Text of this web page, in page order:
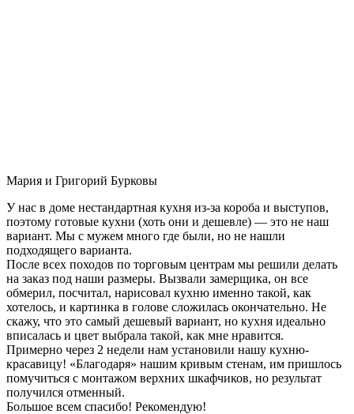
Мария и Григорий Бурковы
У нас в доме нестандартная кухня из-за короба и выступов,
поэтому готовые кухни (хоть они и дешевле) — это не наш
вариант. Мы с мужем много где были, но не нашли
подходящего варианта.
После всех походов по торговым центрам мы решили делать
на заказ под наши размеры. Вызвали замерщика, он все
обмерил, посчитал, нарисовал кухню именно такой, как
хотелось, и картинка в голове сложилась окончательно. Не
скажу, что это самый дешевый вариант, но кухня идеально
вписалась и цвет выбрала такой, как мне нравится.
Примерно через 2 недели нам установили нашу кухню-
красавицу! «Благодаря» нашим кривым стенам, им пришлось
помучиться с монтажом верхних шкафчиков, но результат
получился отменный.
Большое всем спасибо! Рекомендую!